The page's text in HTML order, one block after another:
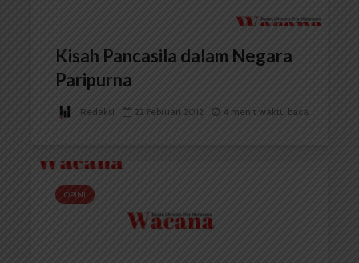
Kisah Pancasila dalam Negara
Paripurna
Redaksi 22 Februari 2012 4 menit waktu baca
OPINI